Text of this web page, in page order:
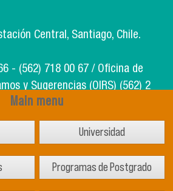
Main menu
Universidad
Programas de Postgrado
Central, Santiago, Chile.
- (562) 718 00 67 / Oficina de
y Sugerencias (OIRS) (562) 2
(562) 718 02 25